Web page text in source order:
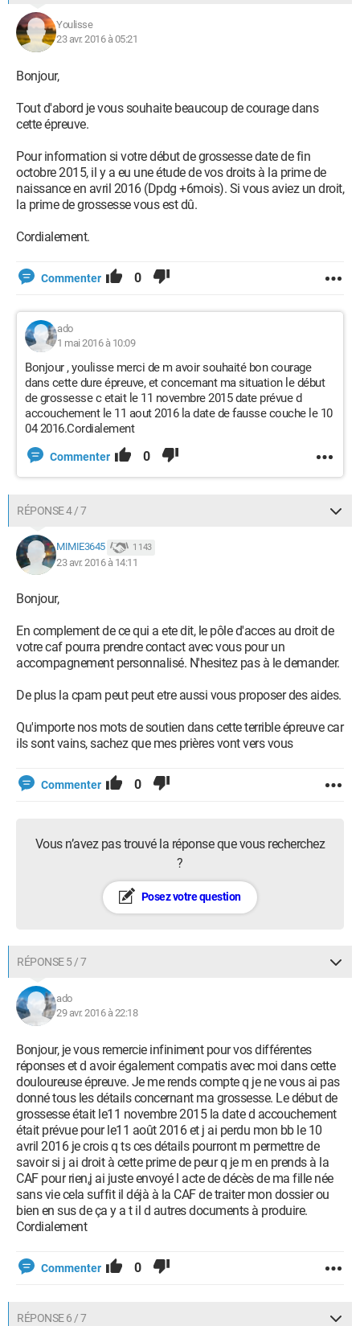
Youlisse
23 avr. 2016 à 05:21
Bonjour,
Tout d'abord je vous souhaite beaucoup de courage dans
cette épreuve.
Pour information si votre début de grossesse date de fin
octobre 2015, il y a eu une étude de vos droits à la prime de
naissance en avril 2016 (Dpdg +6mois). Si vous aviez un droit,
la prime de grossesse vous est dû.
Cordialement.
Commenter 0
ado
1 mai 2016 à 10:09
Bonjour , youlisse merci de m avoir souhaité bon courage
dans cette dure épreuve, et concernant ma situation le début
de grossesse c etait le 11 novembre 2015 date prévue d
accouchement le 11 aout 2016 la date de fausse couche le 10
04 2016.Cordialement
Commenter 0
RÉPONSE 4 / 7
MIMIE3645 1 143
23 avr. 2016 à 14:11
Bonjour,
En complement de ce qui a ete dit, le pôle d'acces au droit de
votre caf pourra prendre contact avec vous pour un
accompagnement personnalisé. N'hesitez pas à le demander.
De plus la cpam peut peut etre aussi vous proposer des aides.
Qu'importe nos mots de soutien dans cette terrible épreuve car
ils sont vains, sachez que mes prières vont vers vous
Commenter 0
Vous n’avez pas trouvé la réponse que vous recherchez
?
Posez votre question
RÉPONSE 5 / 7
ado
29 avr. 2016 à 22:18
Bonjour, je vous remercie infiniment pour vos différentes
réponses et d avoir également compatis avec moi dans cette
douloureuse épreuve. Je me rends compte q je ne vous ai pas
donné tous les détails concernant ma grossesse. Le début de
grossesse était le11 novembre 2015 la date d accouchement
était prévue pour le11 août 2016 et j ai perdu mon bb le 10
avril 2016 je crois q ts ces détails pourront m permettre de
savoir si j ai droit à cette prime de peur q je m en prends à la
CAF pour rien,j ai juste envoyé l acte de décès de ma fille née
sans vie cela suffit il déjà à la CAF de traiter mon dossier ou
bien en sus de ça y a t il d autres documents à produire.
Cordialement
Commenter 0
RÉPONSE 6 / 7